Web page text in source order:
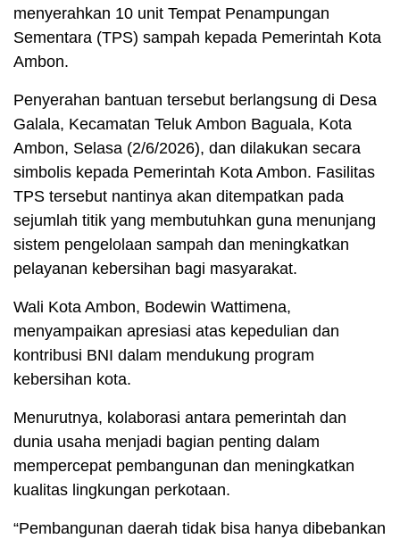
menyerahkan 10 unit Tempat Penampungan
Sementara (TPS) sampah kepada Pemerintah Kota
Ambon.
Penyerahan bantuan tersebut berlangsung di Desa
Galala, Kecamatan Teluk Ambon Baguala, Kota
Ambon, Selasa (2/6/2026), dan dilakukan secara
simbolis kepada Pemerintah Kota Ambon. Fasilitas
TPS tersebut nantinya akan ditempatkan pada
sejumlah titik yang membutuhkan guna menunjang
sistem pengelolaan sampah dan meningkatkan
pelayanan kebersihan bagi masyarakat.
Wali Kota Ambon, Bodewin Wattimena,
menyampaikan apresiasi atas kepedulian dan
kontribusi BNI dalam mendukung program
kebersihan kota.
Menurutnya, kolaborasi antara pemerintah dan
dunia usaha menjadi bagian penting dalam
mempercepat pembangunan dan meningkatkan
kualitas lingkungan perkotaan.
“Pembangunan daerah tidak bisa hanya dibebankan